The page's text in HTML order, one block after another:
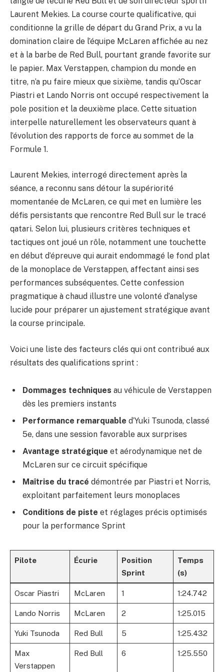
Laurent Mekies. La course courte qualificative, qui
conditionne la grille de départ du Grand Prix, a vu la
domination claire de l’équipe McLaren affichée au nez
et à la barbe de Red Bull, pourtant grande favorite sur
le papier. Max Verstappen, champion du monde en
titre, n’a pu faire mieux que sixième, tandis qu’Oscar
Piastri et Lando Norris ont occupé respectivement la
pole position et la deuxième place. Cette situation
interpelle naturellement les observateurs quant à
l’évolution des rapports de force au sommet de la
Formule 1.
Laurent Mekies, interrogé directement après la
séance, a reconnu sans détour la supériorité
momentanée de McLaren, ce qui met en lumière les
défis persistants que rencontre Red Bull sur le tracé
qatari. Selon lui, plusieurs critères techniques et
tactiques ont joué un rôle, notamment une touchette
en début d’épreuve qui aurait endommagé le fond plat
de la monoplace de Verstappen, affectant ainsi ses
performances subséquentes. Cette confession
pragmatique à chaud illustre une volonté d’analyse
lucide pour préparer un ajustement stratégique avant
la course principale.
Voici une liste des facteurs clés qui ont contribué aux
résultats des qualifications sprint :
Dommages techniques au véhicule de Verstappen
dès les premiers instants
Performance remarquable d’Yuki Tsunoda, classé
5e, dans une session favorable aux surprises
Avantage stratégique et aérodynamique net de
McLaren sur ce circuit spécifique
Maîtrise du tracé démontrée par Piastri et Norris,
exploitant parfaitement leurs monoplaces
Conditions de piste et réglages précis optimisés
pour la performance Sprint
Pilote Écurie
Position
Sprint
Temps
(s)
Oscar Piastri McLaren 1 1:24.742
Lando Norris McLaren 2 1:25.015
Yuki Tsunoda Red Bull 5 1:25.432
Max
Verstappen
Red Bull 6 1:25.550